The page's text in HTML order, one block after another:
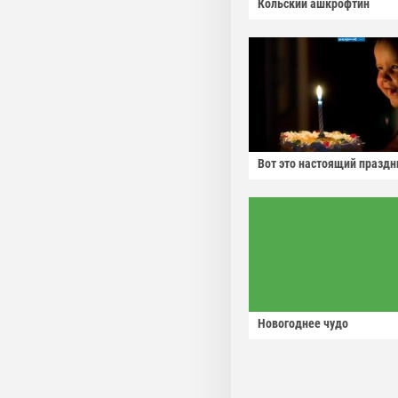
Кольский ашкрофтин
Вот это настоящий
Новогоднее чудо